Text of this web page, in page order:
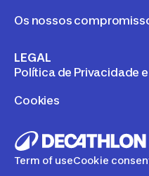
Os nossos
LEGAL
Política de Privacidade
Cookies
Term of useCookie